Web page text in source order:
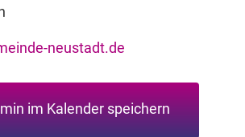
neustadt.de
im Kalender speichern